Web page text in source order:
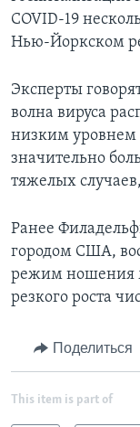
COVID-19
Нью-Йоркском
Эксперты
волна вируса
низким уровнем
значительно
тяжелых
Ранее
городом США,
режим ношения
резкого роста
Поделиться
This item is part of